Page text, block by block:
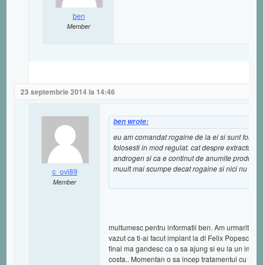
ben
Member
23 septembrie 2014 la 14:46
c_ovi89
Member
ben wrote:
eu am comandat rogaine de la ei si sunt
folosesti in mod regulat. cat despre extractul
androgen si ca e continut de anumite
muult mai scumpe decat rogaine si nici nu
multumesc pentru informatii ben. Am urmarit
vazut ca ti-ai facut implant la dl Felix Popescu.
final ma gandesc ca o sa ajung si eu la un
costa.. Momentan o sa incep tratamentul cu